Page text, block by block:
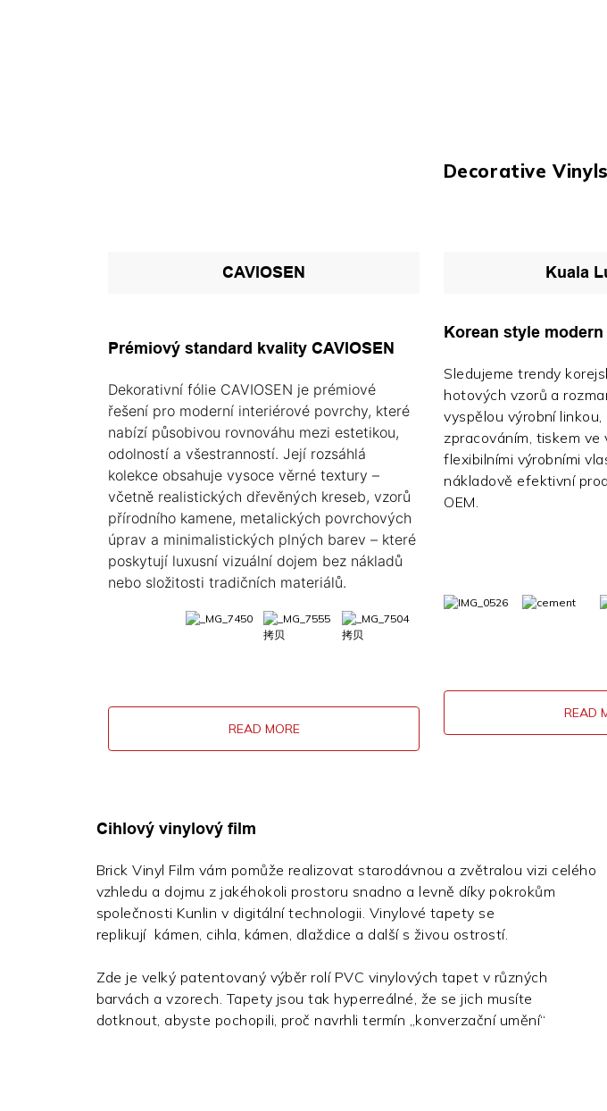
Decorative
CAVIOSEN
Prémiový standard kvality CAVIOSEN
Dekorativní fólie CAVIOSEN je prémiové
řešení pro moderní interiérové ​​povrchy, které
nabízí působivou rovnováhu mezi estetikou,
odolností a všestranností. Její rozsáhlá
kolekce obsahuje vysoce věrné textury –
včetně realistických dřevěných kreseb, vzorů
přírodního kamene, metalických povrchových
úprav a minimalistických plných barev – které
poskytují luxusní vizuální dojem bez nákladů
nebo složitosti tradičních materiálů.
READ MORE
Kuala
Korean style
Sledujeme trendy
hotových vzorů a
vyspělou výrobní linkou,
zpracováním, tiskem ve
flexibilními výrobními
nákladově efektivní
OEM.
READ
Cihlový vinylový film
Brick Vinyl Film vám pomůže realizovat starodávnou a zvětralou vizi celého
vzhledu a dojmu z jakéhokoli prostoru snadno a levně díky pokrokům
společnosti Kunlin v digitální technologii. Vinylové tapety se
replikují kámen, cihla, kámen, dlaždice a další s živou ostrostí.
Zde je velký patentovaný výběr rolí PVC vinylových tapet v různých
barvách a vzorech. Tapety jsou tak hyperreálné, že se jich musíte
dotknout, abyste pochopili, proč navrhli termín „konverzační umění“